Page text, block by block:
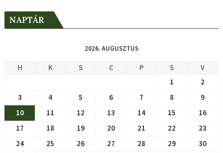
NAPTÁR
2026. AUGUSZTUS
H K S C P S
V
1
2
3
4 5 6 7 8
9
10
11 12 13 14 15
16
17
18 19 20 21 22
23
24
25 26 27 28 29
30